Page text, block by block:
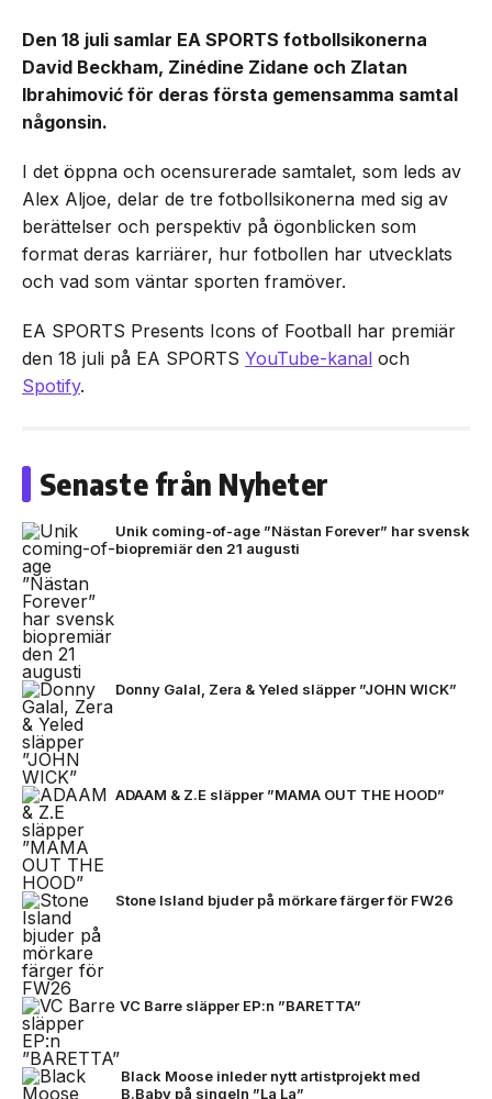
Den 18 juli samlar EA SPORTS fotbollsikonerna
David Beckham, Zinédine Zidane och Zlatan
Ibrahimović för deras första gemensamma samtal
någonsin.
I det öppna och ocensurerade samtalet, som leds av
Alex Aljoe, delar de tre fotbollsikonerna med sig av
berättelser och perspektiv på ögonblicken som
format deras karriärer, hur fotbollen har utvecklats
och vad som väntar sporten framöver.
EA SPORTS Presents Icons of Football har premiär
den 18 juli på EA SPORTS YouTube-kanal och
Spotify.
Senaste från Nyheter
Unik coming-of-age ”Nästan Forever” har svensk
biopremiär den 21 augusti
Donny Galal, Zera & Yeled släpper ”JOHN WICK”
ADAAM & Z.E släpper ”MAMA OUT THE HOOD”
Stone Island bjuder på mörkare färger för FW26
VC Barre släpper EP:n ”BARETTA”
Black Moose inleder nytt artistprojekt med
B.Baby på singeln ”La La”